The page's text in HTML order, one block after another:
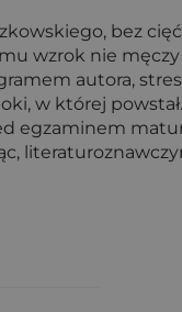
bez
wzrok nie
autora,
w której
egzaminem